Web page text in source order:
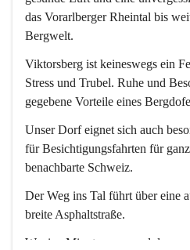
das Vorarlberger Rheintal bis
Bergwelt.
Viktorsberg ist keineswegs ein
Stress und Trubel. Ruhe und
gegebene Vorteile eines
Unser Dorf eignet sich auch
für Besichtigungsfahrten für
benachbarte Schweiz.
Der Weg ins Tal führt über eine
breite Asphaltstraße.
Wenige Minuten nur, und das